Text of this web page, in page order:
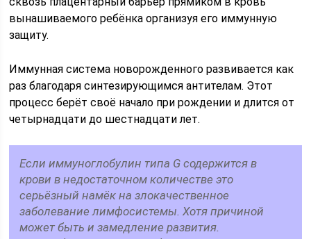
вынашиваемого ребёнка организуя его иммунную
защиту.
Иммунная система новорожденного развивается как
раз благодаря синтезирующимся антителам. Этот
процесс берёт своё начало при рождении и длится от
четырнадцати до шестнадцати лет.
Если иммуноглобулин типа G содержится в
крови в недостаточном количестве это
серьёзный намёк на злокачественное
заболевание лимфосистемы. Хотя причиной
может быть и замедление развития.